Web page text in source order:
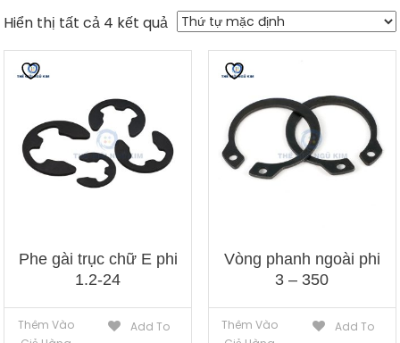
Hiển thị tất cả 4 kết quả
Phe gài trục chữ E phi
1.2-24
Thêm Vào
Add To
Vòng phanh ngoài phi
3 – 350
Thêm Vào
Add To